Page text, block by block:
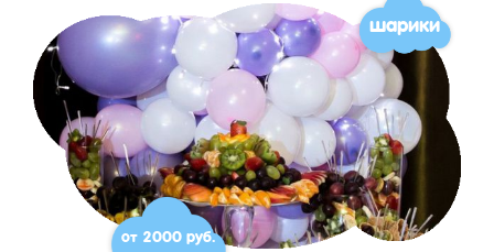
шарики
от 2000 руб.